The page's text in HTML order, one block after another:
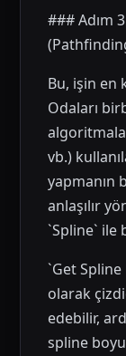
### Adım
Bu, işin en
Odaları
vb.)
yapmanın
anlaşılır
`Spline` ile
`Get
olarak
edebilir,
spline